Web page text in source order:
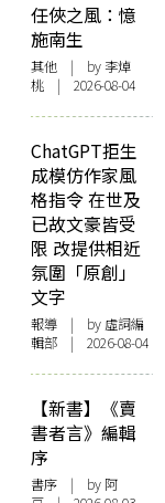
任俠之風：憶
施南生
其他 | by 李焯
桃 | 2026-08-04
ChatGPT拒生
成模仿作家風
格指令 在世及
已故文豪皆受
限 改提供相近
氛圍「原創」
文字
報導 | by 虛詞編
輯部 | 2026-08-04
【新書】《賣
書者言》編輯
序
書序 | by 阿